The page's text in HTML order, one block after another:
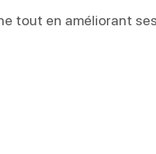
tout en améliorant